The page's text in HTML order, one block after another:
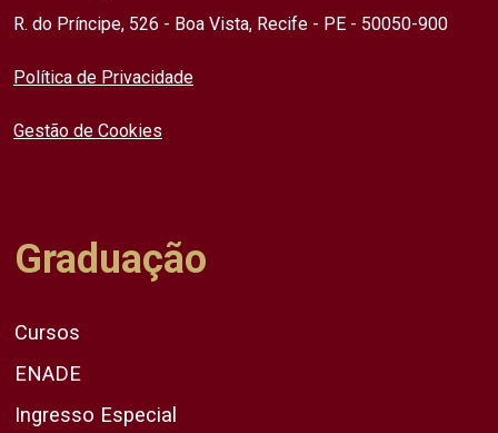
R. do Príncipe, 526 - Boa Vista, Recife - PE - 50050-900
Política de Privacidade
Gestão de Cookies
Graduação
Cursos
ENADE
Ingresso Especial